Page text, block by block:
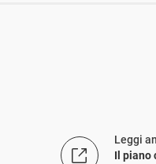
Leggi
Il piano